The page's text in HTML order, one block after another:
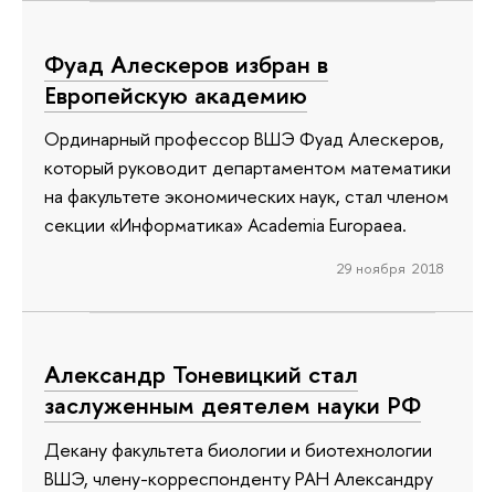
Фуад Алескеров избран в
Европейскую академию
Ординарный профессор ВШЭ Фуад Алескеров,
который руководит департаментом математики
на факультете экономических наук, стал членом
секции «Информатика» Academia Europaea.
29 ноября 2018
Александр Тоневицкий стал
заслуженным деятелем науки РФ
Декану факультета биологии и биотехнологии
ВШЭ, члену-корреспонденту РАН Александру